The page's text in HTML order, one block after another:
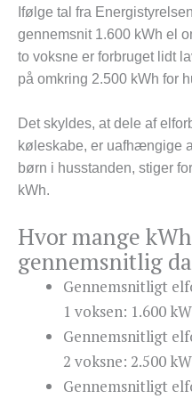
Ifølge tal fra
gennemsnit 1.600 kWh el
to voksne er forbruget lidt
på omkring 2.500 kWh for
Det skyldes, at dele af
køleskabe, er uafhængige
børn i husstanden, stiger
kWh.
Hvor mange
gennemsnitlig
Gennemsnitligt
1 voksen: 1.600
Gennemsnitligt
2 voksne: 2.500
Gennemsnitligt